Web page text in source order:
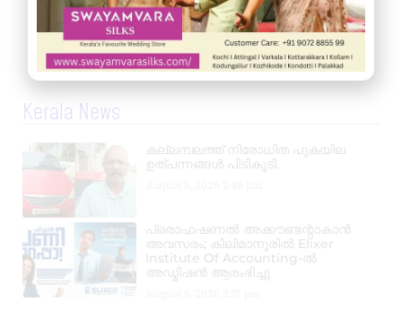
Kerala News
കല്ലമ്പലത്ത് നിരോധിത പുകയില
ഉത്പന്നങ്ങൾ പിടികൂടി.
പ്രൊഫഷണൽ അക്കൗണ്ടന്റാകാൻ
അവസരം; കിലിമാനൂരിൽ Elixer
Institute Of Accounting-ൽ
അഡ്മിഷൻ ആരംഭിച്ചു